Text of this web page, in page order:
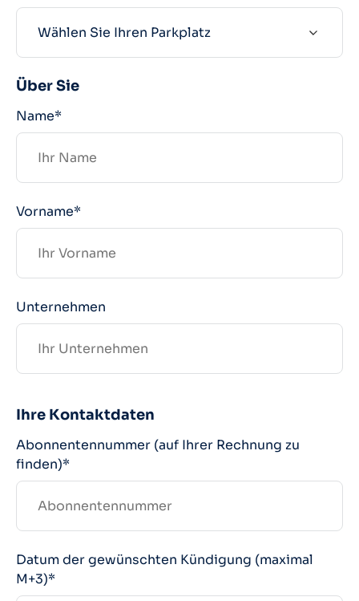
Über Sie
Name*
Vorname*
Unternehmen
Ihre Kontaktdaten
Abonnentennummer (auf Ihrer Rechnung zu
finden)*
Datum der gewünschten Kündigung (maximal
M+3)*